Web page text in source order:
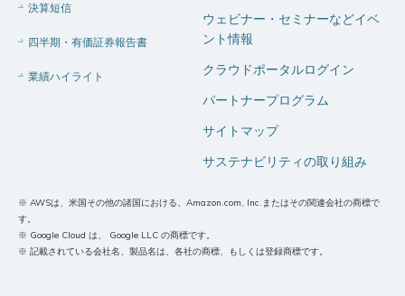
決算短信
四半期・有価証券報告書
業績ハイライト
ウェビナー・セミナーなどイベ
ント情報
クラウドポータルログイン
パートナープログラム
サイトマップ
サステナビリティの取り組み
※ AWSは、米国その他の諸国における、Amazon.com, Inc.またはその関連会社の商標で
す。
※ Google Cloud は、 Google LLC の商標です。
※ 記載されている会社名、製品名は、各社の商標、もしくは登録商標です。